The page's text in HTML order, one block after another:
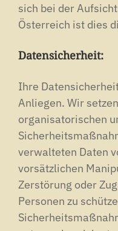
sich bei der
Österreich ist dies
Datensicherheit:
Ihre
Anliegen. Wir
organisatorischen
verwalteten Daten
vorsätzlichen
Zerstörung oder
Personen zu